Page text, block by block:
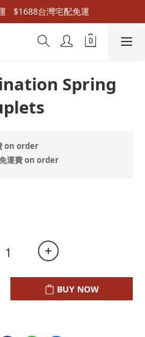
$1688台灣宅配免運
Spring
on order
運費 on order
BUY NOW